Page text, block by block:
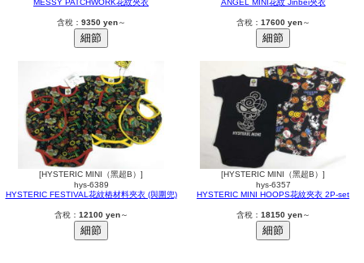
MESSY PATCHWORK花紋夾衣
含稅： 9350 yen～
ANGEL MINI花紋 Jinbei夾衣
含稅： 17600 yen～
[HYSTERIC MINI（黑超B）]
hys-6389
HYSTERIC FESTIVAL花紋樁材料夾衣 (與圍兜)
含稅： 12100 yen～
[HYSTERIC MINI（黑超B）]
hys-6357
HYSTERIC MINI HOOPS花紋夾衣 2P-set
含稅： 18150 yen～